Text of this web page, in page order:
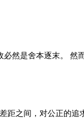
然是舍本逐末。 然
距之间，对公正的追